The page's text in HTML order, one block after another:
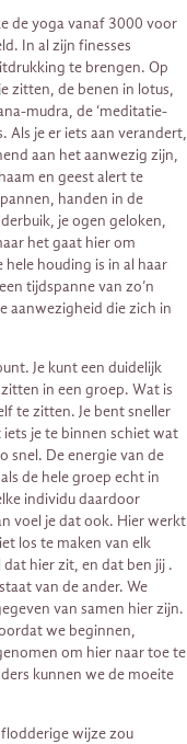
de yoga vanaf 3000 voor
In al zijn finesses
te brengen. Op
zitten, de benen in lotus,
mudra, de ‘meditatie-
Als je er iets aan verandert,
aan het aanwezig zijn,
en geest alert te
handen in de
je ogen geloken,
het gaat hier om
houding is in al haar
tijdspanne van zo’n
aanwezigheid die zich in
Je kunt een duidelijk
in een groep. Wat is
te zitten. Je bent sneller
je te binnen schiet wat
snel. De energie van de
de hele groep echt in
individu daardoor
voel je dat ook. Hier werkt
los te maken van elk
hier zit, en dat ben jij .
van de ander. We
van samen hier zijn.
we beginnen,
om hier naar toe te
kunnen we de moeite
wijze zou